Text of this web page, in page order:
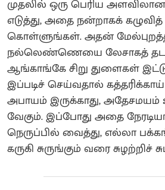
முதலில் ஒரு பெரிய
எடுத்து, அதை நன்றாகக்
கொள்ளுங்கள். அதன்
நல்லெண்ணெயை லேசாகத்
ஆங்காங்கே சிறு துளைகள்
இப்படிச் செய்வதால் கத்தரிக்காய்
அபாயம் இருக்காது,
வேகும். இப்போது அதை
நெருப்பில் வைத்து, எல்லா
கருகி சுருங்கும் வரை சுழற்றிச்